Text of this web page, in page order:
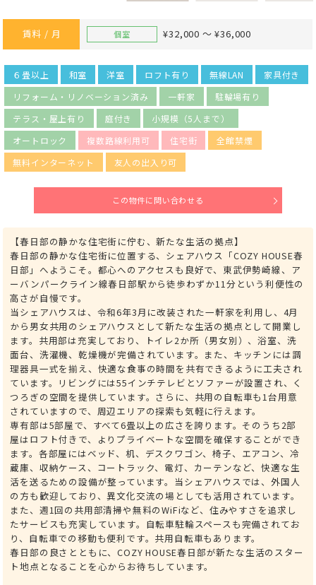
賃料 / 月 個室 ¥32,000 ～ ¥36,000
６畳以上 和室 洋室 ロフト有り 無線LAN
家具付き
リフォーム・リノベーション済み
一軒家
駐輪場有り
テラス・屋上有り
庭付き
小規模（5人まで）
オートロック
複数路線利用可 住宅街
全館禁煙
無料インターネット
友人の出入り可
この物件に問い合わせる
【春日部の静かな住宅街に佇む、新たな生活の拠点】
春日部の静かな住宅街に位置する、シェアハウス「COZY HOUSE春
日部」へようこそ。都心へのアクセスも良好で、東武伊勢崎線、ア
ーバンパークライン線春日部駅から徒歩わずか11分という利便性の
高さが自慢です。
当シェアハウスは、令和6年3月に改装された一軒家を利用し、4月
から男女共用のシェアハウスとして新たな生活の拠点として開業し
ます。共用部は充実しており、トイレ2か所（男女別）、浴室、洗
面台、洗濯機、乾燥機が完備されています。また、キッチンには調
理器具一式を揃え、快適な食事の時間を共有できるように工夫され
ています。リビングには55インチテレビとソファーが設置され、く
つろぎの空間を提供しています。さらに、共用の自転車も1台用意
されていますので、周辺エリアの探索も気軽に行えます。
専有部は5部屋で、すべて6畳以上の広さを誇ります。そのうち2部
屋はロフト付きで、よりプライベートな空間を確保することができ
ます。各部屋にはベッド、机、デスクワゴン、椅子、エアコン、冷
蔵庫、収納ケース、コートラック、電灯、カーテンなど、快適な生
活を送るための設備が整っています。当シェアハウスでは、外国人
の方も歓迎しており、異文化交流の場としても活用されています。
また、週1回の共用部清掃や無料のWiFiなど、住みやすさを追求し
たサービスも充実しています。自転車駐輪スペースも完備されてお
り、自転車での移動も便利です。共用自転車もあります。
春日部の良さとともに、COZY HOUSE春日部が新たな生活のスター
ト地点となることを心からお待ちしています。